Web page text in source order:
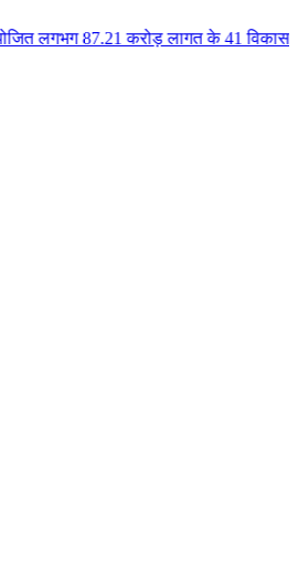
लागत के 41 विकास कार्यों का किया